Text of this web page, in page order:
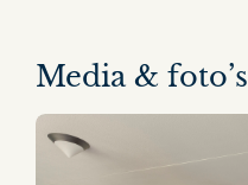
Media & foto’s